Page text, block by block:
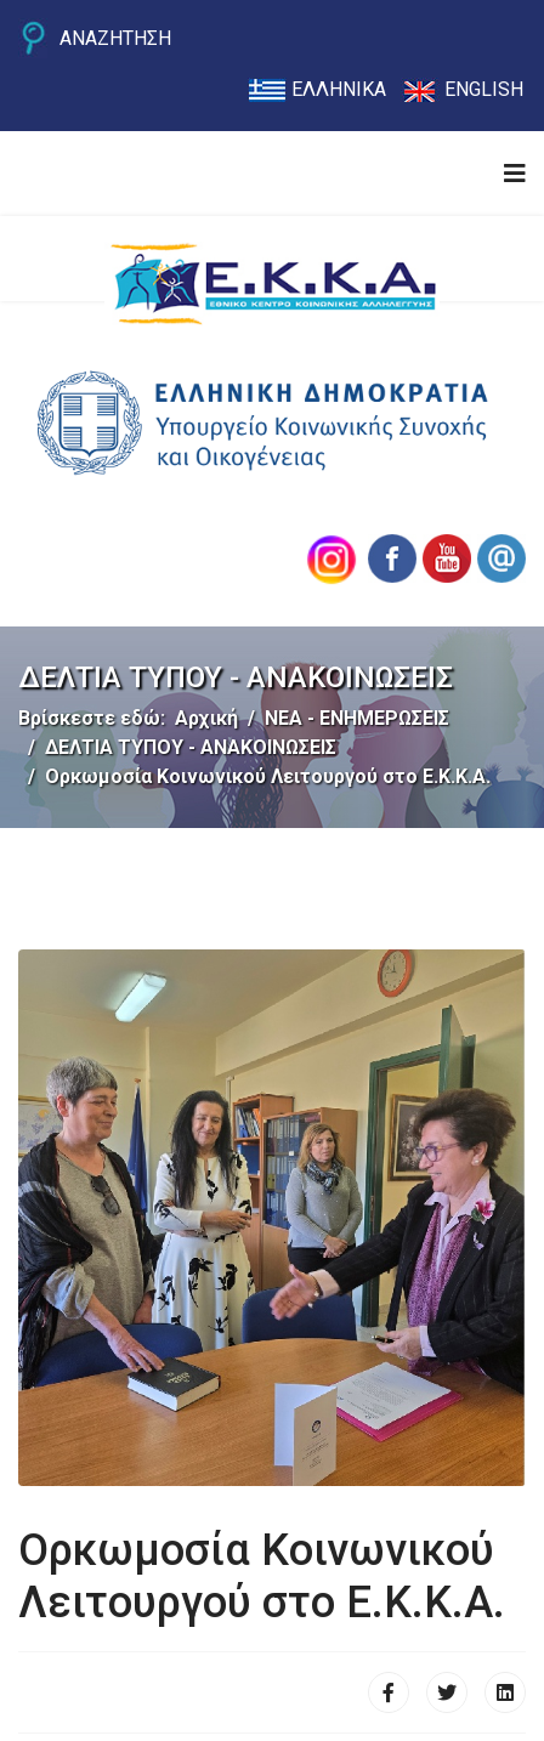
ΑΝΑΖΗΤΗΣΗ
ΕΛΛΗΝΙΚΑ ENGLISH
ΔΕΛΤΙΑ ΤΥΠΟΥ - ΑΝΑΚΟΙΝΩΣΕΙΣ
Βρίσκεστε εδώ: Αρχική
ΝΕΑ - ΕΝΗΜΕΡΩΣΕΙΣ
ΔΕΛΤΙΑ ΤΥΠΟΥ - ΑΝΑΚΟΙΝΩΣΕΙΣ
Ορκωμοσία Κοινωνικού Λειτουργού στο Ε.Κ.Κ.Α.
Ορκωμοσία Κοινωνικού
Λειτουργού στο Ε.Κ.Κ.Α.